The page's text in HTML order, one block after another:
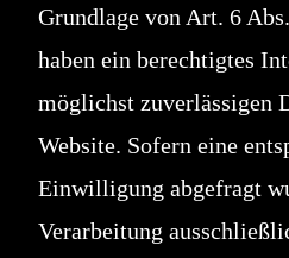
Grundlage von Art. 6
haben ein berechtigtes
möglichst zuverlässigen
Website. Sofern eine
Einwilligung abgefragt
Verarbeitung